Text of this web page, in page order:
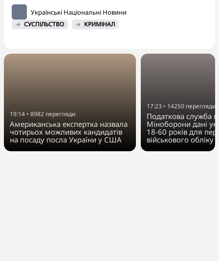
Українські Національні Новини
СУСПІЛЬСТВО КРИМІНАЛ
19:14 • 8982 перегляди
Американська експертка назвала
чотирьох можливих кандидатів
на посаду посла України у США
17:23 • 14250 перегляди
Податкова служба
Міноборони дані
18-60 років для
військового обліку